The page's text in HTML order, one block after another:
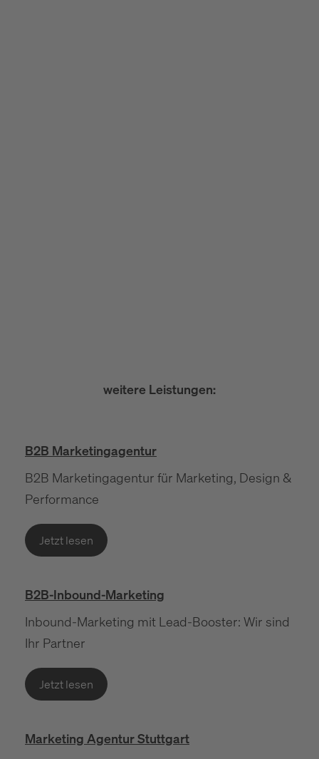
weitere Leistungen:
B2B Marketingagentur
B2B Marketingagentur für Marketing, Design &
Performance
Jetzt lesen
B2B-Inbound-Marketing
Inbound-Marketing mit Lead-Booster: Wir sind
Ihr Partner
Jetzt lesen
Marketing Agentur Stuttgart